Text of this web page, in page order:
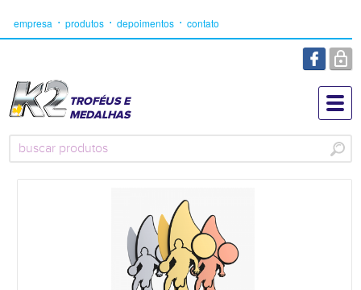
empresa produtos depoimentos contato
TROFÉUS E
MEDALHAS